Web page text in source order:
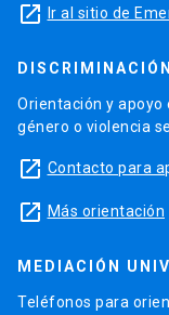
launch Ir al sitio de
Orientación y apoyo
género o violencia
launch Contacto para
launch Más orientación
MEDIACIÓN
Teléfonos para